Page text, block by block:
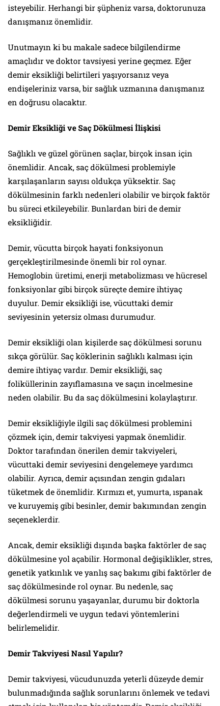
isteyebilir. Herhangi bir şüpheniz varsa, doktorunuza
danışmanız önemlidir.
Unutmayın ki bu makale sadece bilgilendirme
amaçlıdır ve doktor tavsiyesi yerine geçmez. Eğer
demir eksikliği belirtileri yaşıyorsanız veya
endişeleriniz varsa, bir sağlık uzmanına danışmanız
en doğrusu olacaktır.
Demir Eksikliği ve Saç Dökülmesi İlişkisi
Sağlıklı ve güzel görünen saçlar, birçok insan için
önemlidir. Ancak, saç dökülmesi problemiyle
karşılaşanların sayısı oldukça yüksektir. Saç
dökülmesinin farklı nedenleri olabilir ve birçok faktör
bu süreci etkileyebilir. Bunlardan biri de demir
eksikliğidir.
Demir, vücutta birçok hayati fonksiyonun
gerçekleştirilmesinde önemli bir rol oynar.
Hemoglobin üretimi, enerji metabolizması ve hücresel
fonksiyonlar gibi birçok süreçte demire ihtiyaç
duyulur. Demir eksikliği ise, vücuttaki demir
seviyesinin yetersiz olması durumudur.
Demir eksikliği olan kişilerde saç dökülmesi sorunu
sıkça görülür. Saç köklerinin sağlıklı kalması için
demire ihtiyaç vardır. Demir eksikliği, saç
foliküllerinin zayıflamasına ve saçın incelmesine
neden olabilir. Bu da saç dökülmesini kolaylaştırır.
Demir eksikliğiyle ilgili saç dökülmesi problemini
çözmek için, demir takviyesi yapmak önemlidir.
Doktor tarafından önerilen demir takviyeleri,
vücuttaki demir seviyesini dengelemeye yardımcı
olabilir. Ayrıca, demir açısından zengin gıdaları
tüketmek de önemlidir. Kırmızı et, yumurta, ıspanak
ve kuruyemiş gibi besinler, demir bakımından zengin
seçeneklerdir.
Ancak, demir eksikliği dışında başka faktörler de saç
dökülmesine yol açabilir. Hormonal değişiklikler, stres,
genetik yatkınlık ve yanlış saç bakımı gibi faktörler de
saç dökülmesinde rol oynar. Bu nedenle, saç
dökülmesi sorunu yaşayanlar, durumu bir doktorla
değerlendirmeli ve uygun tedavi yöntemlerini
belirlemelidir.
Demir Takviyesi Nasıl Yapılır?
Demir takviyesi, vücudunuzda yeterli düzeyde demir
bulunmadığında sağlık sorunlarını önlemek ve tedavi